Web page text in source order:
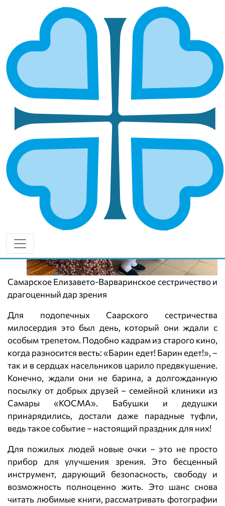
САМАРСКАЯ ЕПАРХИЯ: КОГДА МИР
СТАНОВИТСЯ ЯСНЕЕ
САМАРСКАЯ ЕПАРХИЯ: КОГДА МИР СТАНОВИТСЯ ЯСНЕЕ
Самарское Елизавето-Варваринское сестричество и
драгоценный дар зрения
Для подопечных Саарского сестричества
милосердия это был день, который они ждали с
особым трепетом. Подобно кадрам из старого кино,
когда разносится весть: «Барин едет! Барин едет!», –
так и в сердцах насельников царило предвкушение.
Конечно, ждали они не барина, а долгожданную
посылку от добрых друзей – семейной клиники из
Самары «КОСМА». Бабушки и дедушки
принарядились, достали даже парадные туфли,
ведь такое событие – настоящий праздник для них!
Для пожилых людей новые очки – это не просто
прибор для улучшения зрения. Это бесценный
инструмент, дарующий безопасность, свободу и
возможность полноценно жить. Это шанс снова
читать любимые книги, рассматривать фотографии